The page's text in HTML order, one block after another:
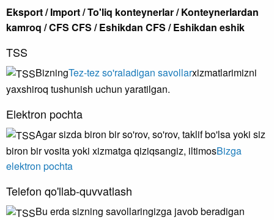
Eksport / Import / To'liq konteynerlar / Konteynerlardan
kamroq / CFS CFS / Eshikdan CFS / Eshikdan eshik
TSS
BizningTez-tez so'raladigan savollarxizmatlarimizni
yaxshiroq tushunish uchun yaratilgan.
Elektron pochta
Agar sizda biron bir so'rov, so'rov, taklif bo'lsa yoki siz
biron bir vosita yoki xizmatga qiziqsangiz, iltimosBizga
elektron pochta
Telefon qo'llab-quvvatlash
Bu erda sizning savollaringizga javob beradigan